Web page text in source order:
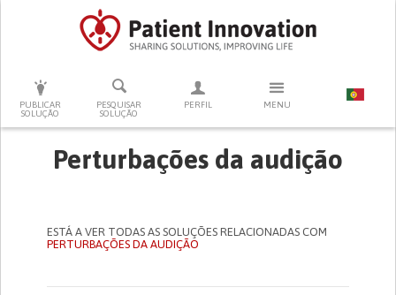
PUBLICAR
SOLUÇÃO
PESQUISAR
SOLUÇÃO
PERFIL MENU
PRESSIONE ENTER PARA PESQUISAR
Perturbações da audição
ESTÁ A VER TODAS AS SOLUÇÕES RELACIONADAS COM
PERTURBAÇÕES DA AUDIÇÃO